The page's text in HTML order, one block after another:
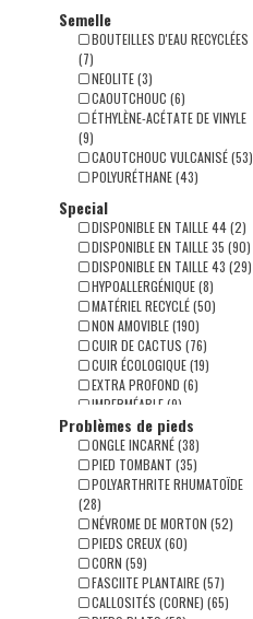
DIANA (2)
CHARLOTTE (1)
SYLVIA (4)
KATIA (9)
DIANE (1)
TERRY (1)
SELINA (22)
FRANCESCA (8)
LEAH (1)
D-YOU (15)
ADRIANNA (10)
LUCINDA (1)
LAURA (7)
ADELINE (10)
Semelle
BOUTEILLES D'EAU RECYCLÉES
(7)
NEOLITE (3)
CAOUTCHOUC (6)
ÉTHYLÈNE-ACÉTATE DE VINYLE
(9)
CAOUTCHOUC VULCANISÉ (53)
POLYURÉTHANE (43)
Special
DISPONIBLE EN TAILLE 44 (2)
DISPONIBLE EN TAILLE 35 (90)
DISPONIBLE EN TAILLE 43 (29)
HYPOALLERGÉNIQUE (8)
MATÉRIEL RECYCLÉ (50)
NON AMOVIBLE (190)
CUIR DE CACTUS (76)
CUIR ÉCOLOGIQUE (19)
EXTRA PROFOND (6)
IMPERMÉABLE (9)
GRANDE OUVERTURE (8)
EXTENSIBLE (96)
Problèmes de pieds
ONGLE INCARNÉ (38)
PIED TOMBANT (35)
POLYARTHRITE RHUMATOÏDE
(28)
NÉVROME DE MORTON (52)
PIEDS CREUX (60)
CORN (59)
FASCIITE PLANTAIRE (57)
CALLOSITÉS (CORNE) (65)